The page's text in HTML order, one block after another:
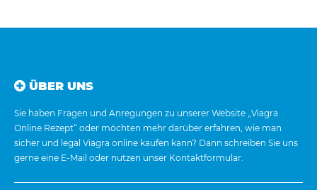
ÜBER UNS
Sie haben Fragen und Anregungen zu unserer Website „Viagra
Online Rezept“ oder möchten mehr darüber erfahren, wie man
sicher und legal Viagra online kaufen kann? Dann schreiben Sie uns
gerne eine E-Mail oder nutzen unser Kontaktformular.